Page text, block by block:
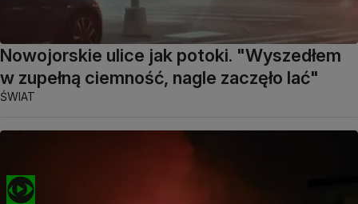
Nowojorskie ulice jak potoki. "Wyszedłem
w zupełną ciemność, nagle zaczęło lać"
ŚWIAT